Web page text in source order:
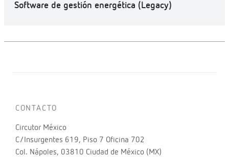
Software de gestión energética (Legacy)
CONTACTO
Circutor México
C/Insurgentes 619, Piso 7 Oficina 702
Col. Nápoles, 03810 Ciudad de México (MX)